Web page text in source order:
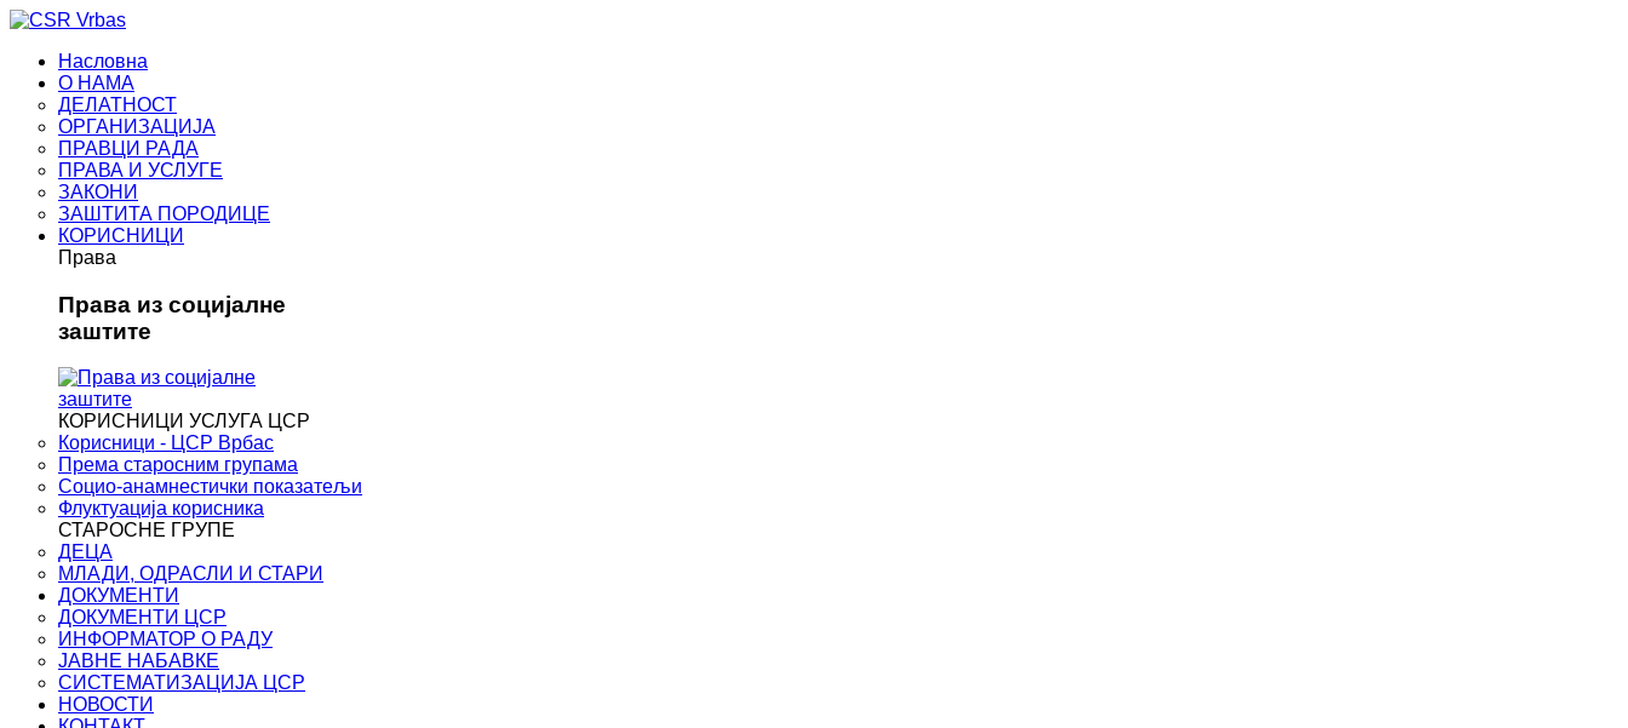
Насловна
О НАМА
ДЕЛАТНОСТ
ОРГАНИЗАЦИЈА
ПРАВЦИ РАДА
ПРАВА И УСЛУГЕ
ЗАКОНИ
ЗАШТИТА ПОРОДИЦЕ
КОРИСНИЦИ
Права
Права из социјалне
заштите
КОРИСНИЦИ УСЛУГА ЦСР
Корисници - ЦСР Врбас
Према старосним групама
Социо-анамнестички показатељи
Флуктуација корисника
СТАРОСНЕ ГРУПЕ
ДЕЦА
МЛАДИ, ОДРАСЛИ И СТАРИ
ДОКУМЕНТИ
ДОКУМЕНТИ ЦСР
ИНФОРМАТОР О РАДУ
ЈАВНЕ НАБАВКЕ
СИСТЕМАТИЗАЦИЈА ЦСР
НОВОСТИ